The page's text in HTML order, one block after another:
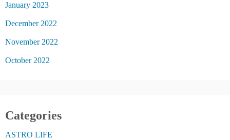
January 2023
December 2022
November 2022
October 2022
Categories
ASTRO LIFE